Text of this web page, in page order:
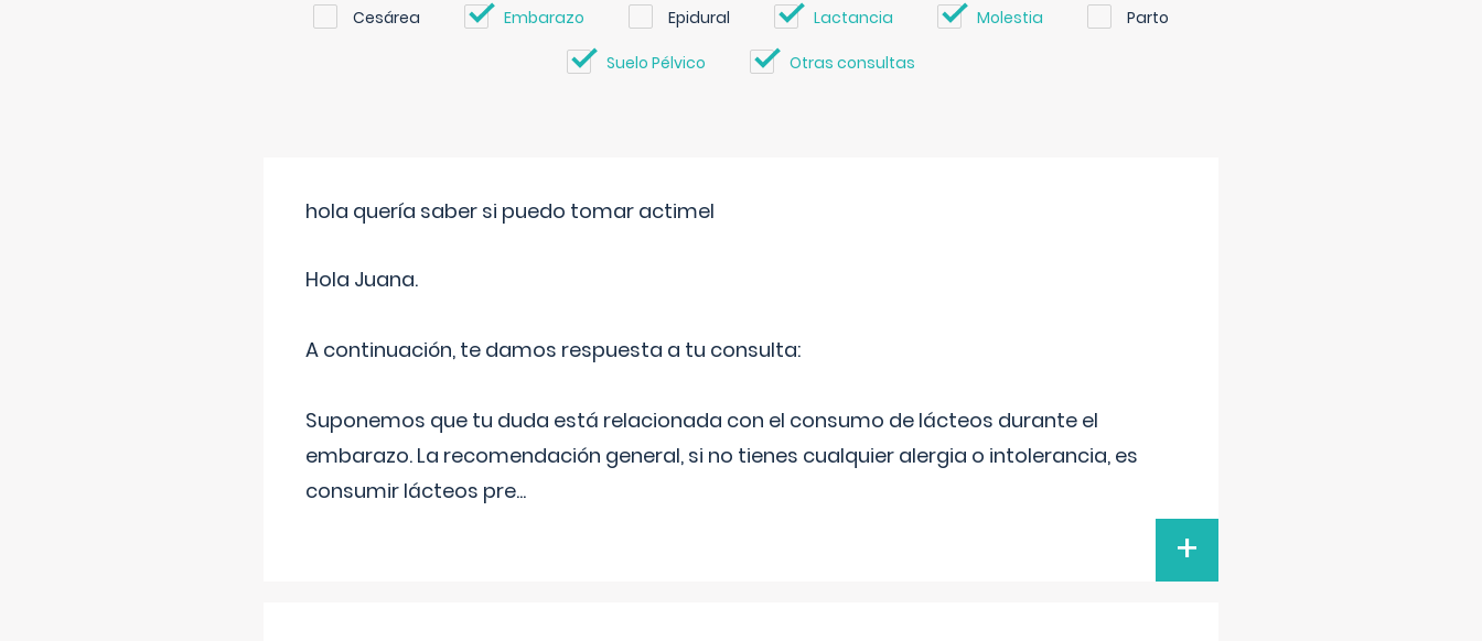
Cesárea Embarazo Epidural Lactancia Molestia Parto
Suelo Pélvico Otras consultas
hola quería saber si puedo tomar actimel
Hola Juana.
A continuación, te damos respuesta a tu consulta:
Suponemos que tu duda está relacionada con el consumo de lácteos durante el
embarazo. La recomendación general, si no tienes cualquier alergia o intolerancia, es
consumir lácteos pre...
+